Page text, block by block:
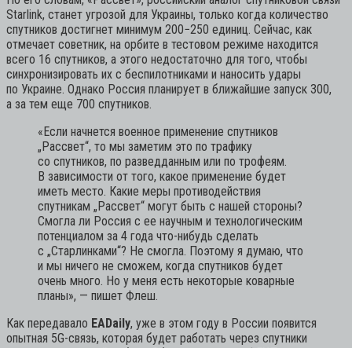
Starlink, станет угрозой для Украины, только когда количество
спутников достигнет минимум 200−250 единиц. Сейчас, как
отмечает советник, на орбите в тестовом режиме находится
всего 16 спутников, а этого недостаточно для того, чтобы
синхронизировать их с беспилотниками и наносить удары
по Украине. Однако Россия планирует в ближайшие запуск 300,
а за тем еще 700 спутников.
«Если начнется военное применение спутников
„Рассвет“, то мы заметим это по трафику
со спутников, по разведданным или по трофеям.
В зависимости от того, какое применение будет
иметь место. Какие меры противодействия
спутникам „Рассвет“ могут быть с нашей стороны?
Смогла ли Россия с ее научным и технологическим
потенциалом за 4 года что-нибудь сделать
с „Старлинками“? Не смогла. Поэтому я думаю, что
и мы ничего не сможем, когда спутников будет
очень много. Но у меня есть некоторые коварные
планы», — пишет Флеш.
Как передавало EADaily, уже в этом году в России появится
опытная 5G-связь, которая будет работать через спутники